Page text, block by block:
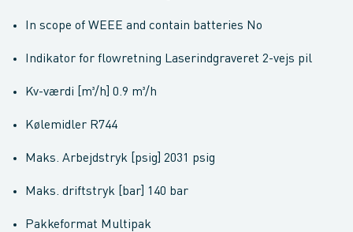
In scope of WEEE and contain batteries No
Indikator for flowretning Laserindgraveret 2-vejs pil
Kv-værdi [m³/h] 0.9 m³/h
Kølemidler R744
Maks. Arbejdstryk [psig] 2031 psig
Maks. driftstryk [bar] 140 bar
Pakkeformat Multipak